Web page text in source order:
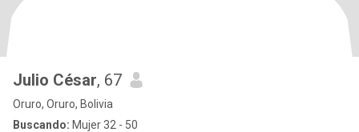
Julio César, 67
Oruro, Oruro, Bolivia
Buscando: Mujer 32 - 50